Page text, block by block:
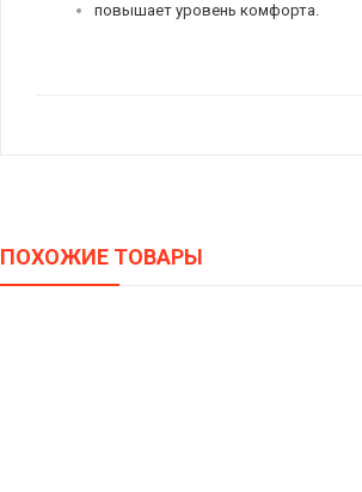
повышает уровень комфорта.
ПОХОЖИЕ ТОВАРЫ